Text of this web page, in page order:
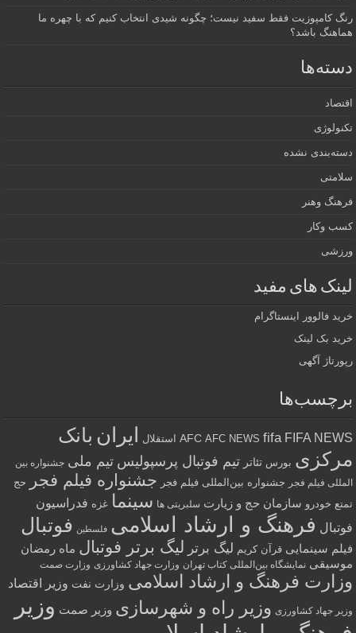
رنگ کامپوزیت فقط سفید نیست؛ چگونه شیدی انتخاب کنیم که با چهره ما
هماهنگ باشد؟
دسته‌ها
اقتصاد
تکنولوژی
دسته‌بندی نشده
سلامتی
فرهنگ وهنر
کسب وکار
ورزشی
لینک های مفید
خرید فالوور اینستاگرام
خرید بک لینک
رپورتاژ آگهی
برچسب‌ها
AFC AFC NEWS fifa FIFA NEWS استقلال ایران بانک
مرکزی بورس تئاتر تیم فوتبال پرسپولیس تیم ملی جشنواره بین
المللی فیلم فجر جشنواره بین‌المللی فیلم فجر جشنواره فیلم فجر
حج
تمتع خودرو سازمان حج و زیارت سلبریتی ها سینما غزه فدراسیون
فوتبال فرهنگ و ارشاد اسلامی فلسطین فوتبال
فیلم سینمایی قرآن کریم لیگ برتر لیگ برتر فوتبال ماه رمضان
موسیقی نمایشگاه بین‌المللی کتاب تهران وزارت جهاد کشاورزی وزارت صمت
وزارت فرهنگ و ارشاد اسلامی وزارت نفت وزیر اقتصاد
وزیر جهاد کشاورزی وزیر راه و شهرسازی وزیر صمت وزیر